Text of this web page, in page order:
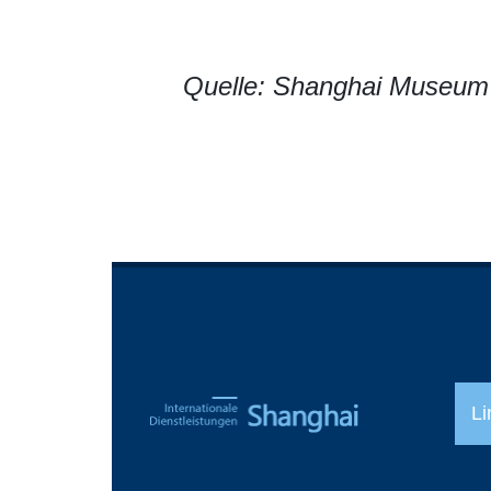
Quelle: Shanghai Museum